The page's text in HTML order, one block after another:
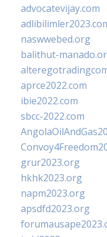
advocatevijay.com
naswwebed.org
balithut-
aprce2022.com
ibie2022.com
sbcc-2022.com
grur2023.org
hkhk2023.org
napm2023.org
apsdfd2023.org